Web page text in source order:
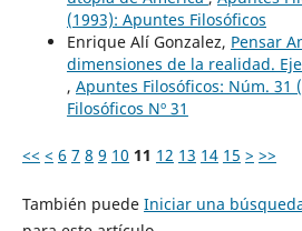
(1993): Apuntes Filosóficos
Enrique Alí Gonzalez, Pensar
dimensiones de la realidad.
, Apuntes Filosóficos: Núm. 31
Filosóficos Nº 31
<< < 6 7 8 9 10 11 12 13 14 15 > >>
También puede Iniciar una